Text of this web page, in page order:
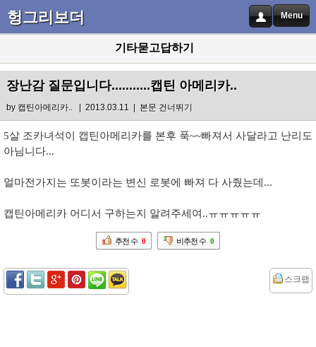
헝그리보더 Menu
기타묻고답하기
장난감 질문입니다...........캡틴 아메리카..
by 캡틴아메리카..| 2013.03.11 | 본문 건너뛰기
5살 조카녀석이 캡틴아메리카를 본후 푹~~빠져서 사달라고 난리도
아님니다...
얼마전가지는 또봇이라는 변신 로봇에 빠져 다 사줬는데...
캡틴아메리카 어디서 구하는지 알려주세여..ㅠㅠㅠㅠㅠ
추천 수 0 비추천 수 0
스크랩